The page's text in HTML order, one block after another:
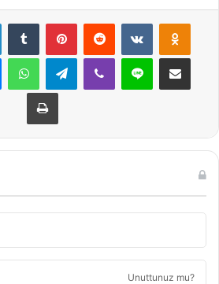
LinkedInTumblr PinterestReddit VKontakte
MessengerWhatsAppTelegramViber Line E-Posta ile
Yazdır
Unuttunuz mu?